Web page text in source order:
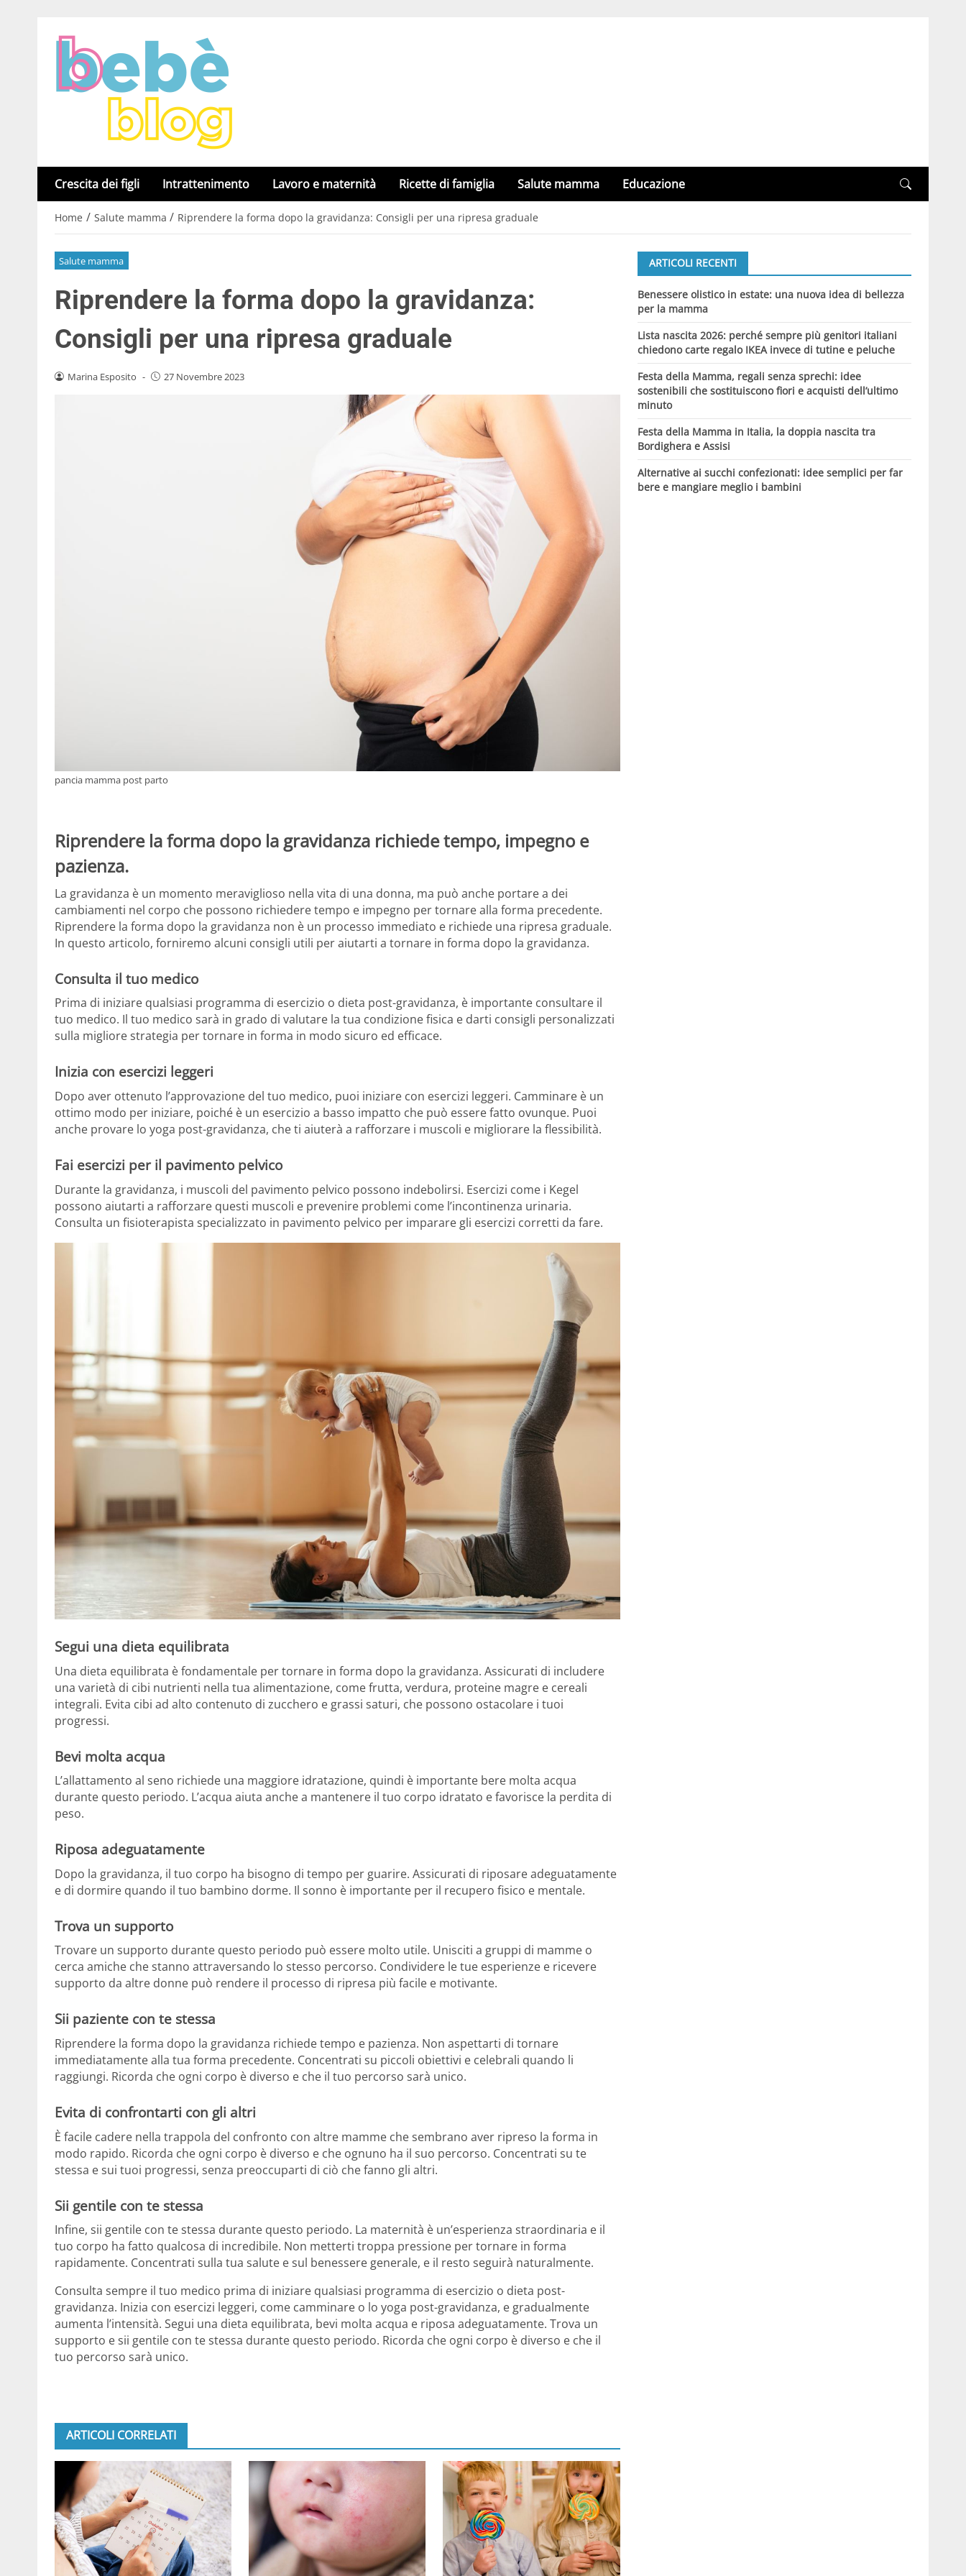
Crescita dei figli Intrattenimento Lavoro e maternità Ricette di famiglia Salute mamma Educazione
Home / Salute mamma / Riprendere la forma dopo la gravidanza: Consigli per una ripresa graduale
Salute mamma
Riprendere la forma dopo la gravidanza:
Consigli per una ripresa graduale
Marina Esposito - 27 Novembre 2023
pancia mamma post parto
Riprendere la forma dopo la gravidanza richiede tempo, impegno e
pazienza.
La gravidanza è un momento meraviglioso nella vita di una donna, ma può anche portare a dei
cambiamenti nel corpo che possono richiedere tempo e impegno per tornare alla forma precedente.
Riprendere la forma dopo la gravidanza non è un processo immediato e richiede una ripresa graduale.
In questo articolo, forniremo alcuni consigli utili per aiutarti a tornare in forma dopo la gravidanza.
Consulta il tuo medico
Prima di iniziare qualsiasi programma di esercizio o dieta post-gravidanza, è importante consultare il
tuo medico. Il tuo medico sarà in grado di valutare la tua condizione fisica e darti consigli personalizzati
sulla migliore strategia per tornare in forma in modo sicuro ed efficace.
Inizia con esercizi leggeri
Dopo aver ottenuto l’approvazione del tuo medico, puoi iniziare con esercizi leggeri. Camminare è un
ottimo modo per iniziare, poiché è un esercizio a basso impatto che può essere fatto ovunque. Puoi
anche provare lo yoga post-gravidanza, che ti aiuterà a rafforzare i muscoli e migliorare la flessibilità.
Fai esercizi per il pavimento pelvico
Durante la gravidanza, i muscoli del pavimento pelvico possono indebolirsi. Esercizi come i Kegel
possono aiutarti a rafforzare questi muscoli e prevenire problemi come l’incontinenza urinaria.
Consulta un fisioterapista specializzato in pavimento pelvico per imparare gli esercizi corretti da fare.
Segui una dieta equilibrata
Una dieta equilibrata è fondamentale per tornare in forma dopo la gravidanza. Assicurati di includere
una varietà di cibi nutrienti nella tua alimentazione, come frutta, verdura, proteine magre e cereali
integrali. Evita cibi ad alto contenuto di zucchero e grassi saturi, che possono ostacolare i tuoi
progressi.
Bevi molta acqua
L’allattamento al seno richiede una maggiore idratazione, quindi è importante bere molta acqua
durante questo periodo. L’acqua aiuta anche a mantenere il tuo corpo idratato e favorisce la perdita di
peso.
Riposa adeguatamente
Dopo la gravidanza, il tuo corpo ha bisogno di tempo per guarire. Assicurati di riposare adeguatamente
e di dormire quando il tuo bambino dorme. Il sonno è importante per il recupero fisico e mentale.
Trova un supporto
Trovare un supporto durante questo periodo può essere molto utile. Unisciti a gruppi di mamme o
cerca amiche che stanno attraversando lo stesso percorso. Condividere le tue esperienze e ricevere
supporto da altre donne può rendere il processo di ripresa più facile e motivante.
Sii paziente con te stessa
Riprendere la forma dopo la gravidanza richiede tempo e pazienza. Non aspettarti di tornare
immediatamente alla tua forma precedente. Concentrati su piccoli obiettivi e celebrali quando li
raggiungi. Ricorda che ogni corpo è diverso e che il tuo percorso sarà unico.
Evita di confrontarti con gli altri
È facile cadere nella trappola del confronto con altre mamme che sembrano aver ripreso la forma in
modo rapido. Ricorda che ogni corpo è diverso e che ognuno ha il suo percorso. Concentrati su te
stessa e sui tuoi progressi, senza preoccuparti di ciò che fanno gli altri.
Sii gentile con te stessa
Infine, sii gentile con te stessa durante questo periodo. La maternità è un’esperienza straordinaria e il
tuo corpo ha fatto qualcosa di incredibile. Non metterti troppa pressione per tornare in forma
rapidamente. Concentrati sulla tua salute e sul benessere generale, e il resto seguirà naturalmente.
Consulta sempre il tuo medico prima di iniziare qualsiasi programma di esercizio o dieta post-
gravidanza. Inizia con esercizi leggeri, come camminare o lo yoga post-gravidanza, e gradualmente
aumenta l’intensità. Segui una dieta equilibrata, bevi molta acqua e riposa adeguatamente. Trova un
supporto e sii gentile con te stessa durante questo periodo. Ricorda che ogni corpo è diverso e che il
tuo percorso sarà unico.
ARTICOLI CORRELATI
ARTICOLI RECENTI
Benessere olistico in estate: una nuova idea di bellezza
per la mamma
Lista nascita 2026: perché sempre più genitori italiani
chiedono carte regalo IKEA invece di tutine e peluche
Festa della Mamma, regali senza sprechi: idee
sostenibili che sostituiscono fiori e acquisti dell’ultimo
minuto
Festa della Mamma in Italia, la doppia nascita tra
Bordighera e Assisi
Alternative ai succhi confezionati: idee semplici per far
bere e mangiare meglio i bambini